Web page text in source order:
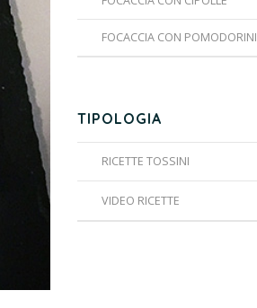
FOCACCIA CON POMODORINI
TIPOLOGIA
RICETTE TOSSINI
VIDEO RICETTE